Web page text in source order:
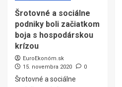
Šrotovné a sociálne
podniky boli začiatkom
boja s hospodárskou
krízou
EuroEkonóm.sk
15. novembra 2020
0
Šrotovné a sociálne